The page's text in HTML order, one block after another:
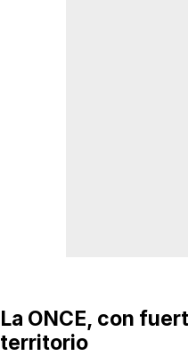
La ONCE, con
territorio